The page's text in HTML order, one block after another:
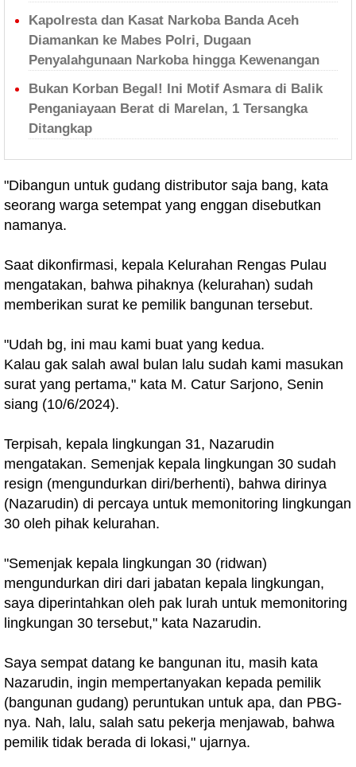
Kapolresta dan Kasat Narkoba Banda Aceh
Diamankan ke Mabes Polri, Dugaan
Penyalahgunaan Narkoba hingga Kewenangan
Bukan Korban Begal! Ini Motif Asmara di Balik
Penganiayaan Berat di Marelan, 1 Tersangka
Ditangkap
"Dibangun untuk gudang distributor saja bang, kata
seorang warga setempat yang enggan disebutkan
namanya.
Saat dikonfirmasi, kepala Kelurahan Rengas Pulau
mengatakan, bahwa pihaknya (kelurahan) sudah
memberikan surat ke pemilik bangunan tersebut.
"Udah bg, ini mau kami buat yang kedua.
Kalau gak salah awal bulan lalu sudah kami masukan
surat yang pertama," kata M. Catur Sarjono, Senin
siang (10/6/2024).
Terpisah, kepala lingkungan 31, Nazarudin
mengatakan. Semenjak kepala lingkungan 30 sudah
resign (mengundurkan diri/berhenti), bahwa dirinya
(Nazarudin) di percaya untuk memonitoring lingkungan
30 oleh pihak kelurahan.
"Semenjak kepala lingkungan 30 (ridwan)
mengundurkan diri dari jabatan kepala lingkungan,
saya diperintahkan oleh pak lurah untuk memonitoring
lingkungan 30 tersebut," kata Nazarudin.
Saya sempat datang ke bangunan itu, masih kata
Nazarudin, ingin mempertanyakan kepada pemilik
(bangunan gudang) peruntukan untuk apa, dan PBG-
nya. Nah, lalu, salah satu pekerja menjawab, bahwa
pemilik tidak berada di lokasi," ujarnya.